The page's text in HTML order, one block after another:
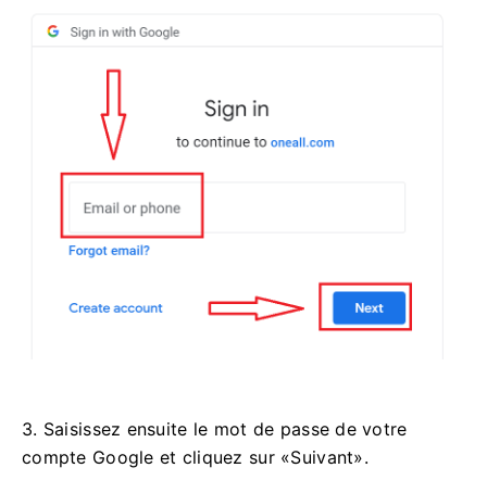
3. Saisissez ensuite le mot de passe de votre
compte Google et cliquez sur «Suivant».